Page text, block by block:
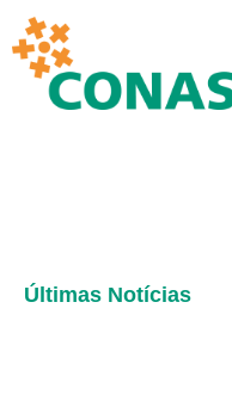
Últimas Notícias